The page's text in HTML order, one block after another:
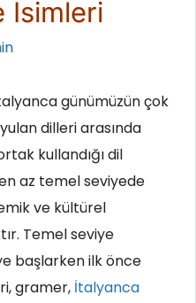
İsimleri
günümüzün çok
dilleri arasında
kullandığı dil
az temel seviyede
ve kültürel
Temel seviye
başlarken ilk önce
gramer, İtalyanca